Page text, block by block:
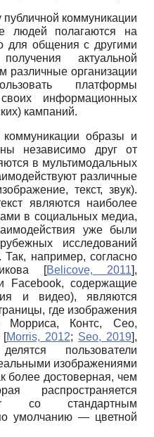
публичной коммуникации
полагаются на
для общения с другими
актуальной
различные организации
платформы
информационных
кампаний.
образы и
независимо друг от
в мультимодальных
различные
текст, звук).
являются наиболее
в социальных медиа,
уже были
исследований
. Так, например, согласно
[Belicove, 2011],
Facebook, содержащие
и видео), являются
где изображения
Морриса, Контс, Сео,
[Morris, 2012; Seo, 2019],
пользователи
изображениями
более достоверная, чем
распространяется
со стандартным
умолчанию — цветной